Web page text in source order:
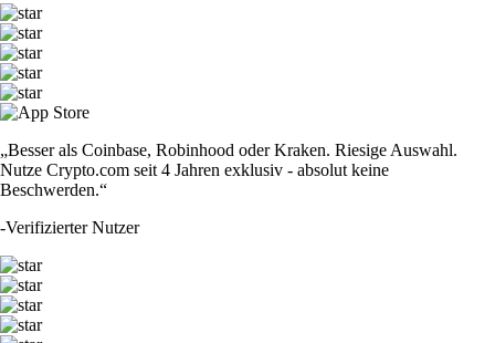
„Besser als Coinbase, Robinhood oder Kraken. Riesige Auswahl.
Nutze Crypto.com seit 4 Jahren exklusiv - absolut keine
Beschwerden.“
-Verifizierter Nutzer